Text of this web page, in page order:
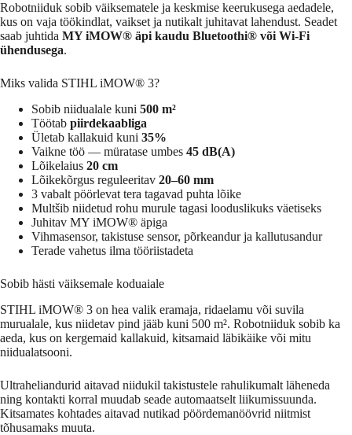
Robotniiduk sobib väiksematele ja keskmise keerukusega aedadele,
kus on vaja töökindlat, vaikset ja nutikalt juhitavat lahendust. Seadet
saab juhtida MY iMOW® äpi kaudu Bluetoothi® või Wi-Fi
ühendusega.
Miks valida STIHL iMOW® 3?
Sobib niidualale kuni 500 m²
Töötab piirdekaabliga
Ületab kallakuid kuni 35%
Vaikne töö — müratase umbes 45 dB(A)
Lõikelaius 20 cm
Lõikekõrgus reguleeritav 20–60 mm
3 vabalt pöörlevat tera tagavad puhta lõike
Multšib niidetud rohu murule tagasi looduslikuks väetiseks
Juhitav MY iMOW® äpiga
Vihmasensor, takistuse sensor, põrkeandur ja kallutusandur
Terade vahetus ilma tööriistadeta
Sobib hästi väiksemale koduaiale
STIHL iMOW® 3 on hea valik eramaja, ridaelamu või suvila
murualale, kus niidetav pind jääb kuni 500 m². Robotniiduk sobib ka
aeda, kus on kergemaid kallakuid, kitsamaid läbikäike või mitu
niidualatsooni.
Ultraheliandurid aitavad niidukil takistustele rahulikumalt läheneda
ning kontakti korral muudab seade automaatselt liikumissuunda.
Kitsamates kohtades aitavad nutikad pöördemanöövrid niitmist
tõhusamaks muuta.